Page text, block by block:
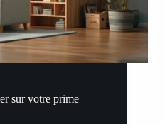
sur votre prime